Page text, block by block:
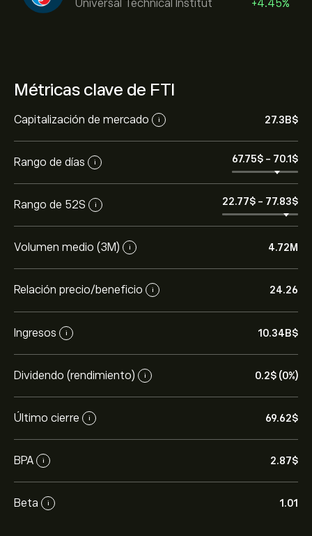
Universal Technical Institut
+4.45%
Métricas clave de FTI
Capitalización de mercado i 27.3B‎$‎
Rango de días i 67.75‎$‎ - 70.1‎$‎
Rango de 52S i 22.77‎$‎ - 77.83‎$‎
Volumen medio (3M) i 4.72M
Relación precio/beneficio i 24.26
Ingresos i 10.34B‎$‎
Dividendo (rendimiento) i 0.2‎$‎ (0%)
Último cierre i 69.62‎$‎
BPA i 2.87‎$‎
Beta i 1.01